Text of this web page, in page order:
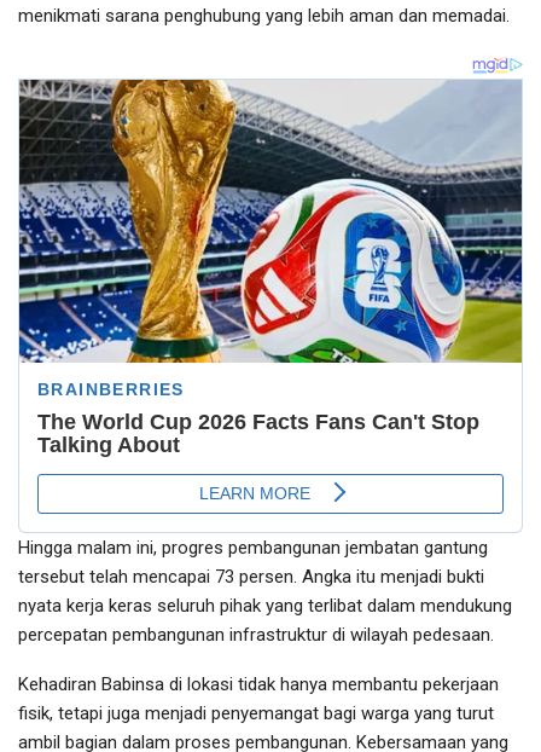
menikmati sarana penghubung yang lebih aman dan memadai.
Hingga malam ini, progres pembangunan jembatan gantung
tersebut telah mencapai 73 persen. Angka itu menjadi bukti
nyata kerja keras seluruh pihak yang terlibat dalam mendukung
percepatan pembangunan infrastruktur di wilayah pedesaan.
Kehadiran Babinsa di lokasi tidak hanya membantu pekerjaan
fisik, tetapi juga menjadi penyemangat bagi warga yang turut
ambil bagian dalam proses pembangunan. Kebersamaan yang